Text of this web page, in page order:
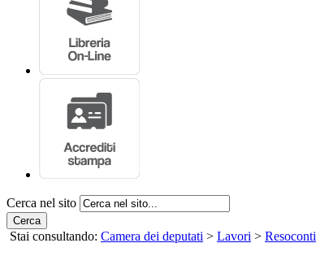
Cerca nel sito
Cerca
Stai consultando: Camera dei deputati > Lavori > Resoconti